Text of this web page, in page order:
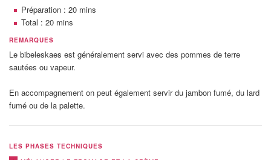
Préparation : 20 mins
Total : 20 mins
REMARQUES
Le bibeleskaes est généralement servi avec des pommes de terre
sautées ou vapeur.
En accompagnement on peut également servir du jambon fumé, du lard
fumé ou de la palette.
LES PHASES TECHNIQUES